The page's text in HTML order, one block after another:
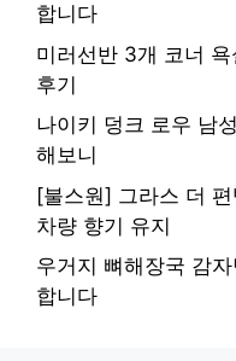
합니다
미러선반 3개 코너
후기
나이키 덩크 로우 남
해보니
[불스원] 그라스 더
차량 향기 유지
우거지 뼈해장국 감
합니다